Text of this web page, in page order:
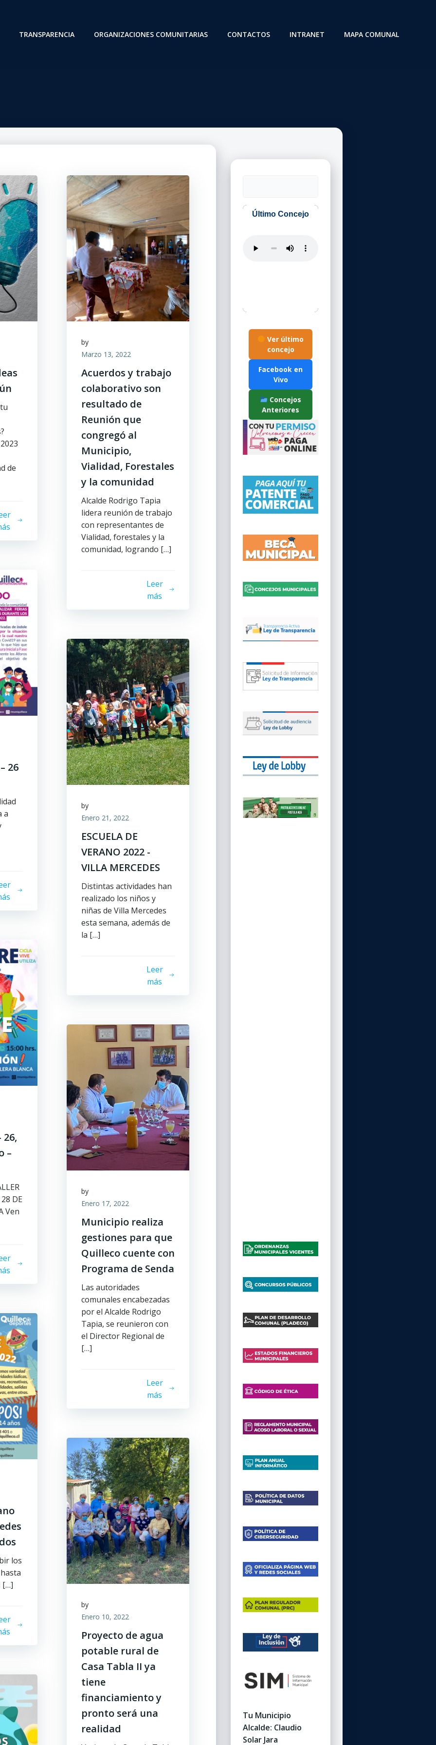
TRANSPARENCIA ORGANIZACIONES COMUNITARIAS CONTACTOS INTRANET MAPA COMUNAL
de
by
Marzo 13, 2022
Acuerdos y trabajo
colaborativo son
resultado de
Reunión que
congregó al
Municipio,
Vialidad, Forestales
y la comunidad
Alcalde Rodrigo Tapia
lidera reunión de trabajo
con representantes de
Vialidad, forestales y la
comunidad, logrando […]
Leer
más
26
a
by
Enero 21, 2022
ESCUELA DE
VERANO 2022 -
VILLA MERCEDES
Distintas actividades han
realizado los niños y
niñas de Villa Mercedes
esta semana, además de
la […]
Leer
más
26,
–
DE
Ven
by
Enero 17, 2022
Municipio realiza
gestiones para que
Quilleco cuente con
Programa de Senda
Las autoridades
comunales encabezadas
por el Alcalde Rodrigo
Tapia, se reunieron con
el Director Regional de
[…]
Leer
más
los
[…]
by
Enero 10, 2022
Proyecto de agua
potable rural de
Casa Tabla II ya
tiene
financiamiento y
pronto será una
realidad
Ver último
concejo
Facebook en
Vivo
Concejos
Anteriores
Tu Municipio
Alcalde: Claudio
Solar Jara